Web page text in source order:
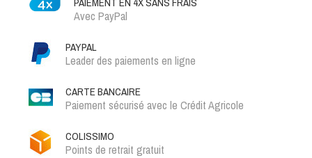
Avec PayPal
PAYPAL
Leader des paiements en ligne
CARTE BANCAIRE
Paiement sécurisé avec le Crédit Agricole
COLISSIMO
Points de retrait gratuit